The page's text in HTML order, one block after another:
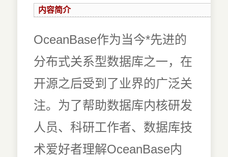
内容简介
OceanBase作为当今*先进的
分布式关系型数据库之一，在
开源之后受到了业界的广泛关
注。为了帮助数据库内核研发
人员、科研工作者、数据库技
术爱好者理解OceanBase内